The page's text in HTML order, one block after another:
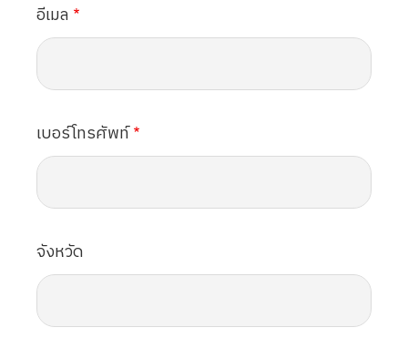
อีเมล
เบอร์โทรศัพท์
จังหวัด